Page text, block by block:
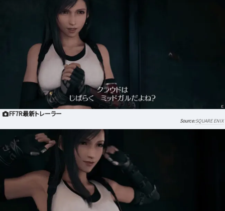
FF7R最新トレーラー
SQUARE ENIX